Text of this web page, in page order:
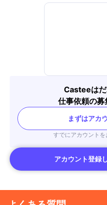
Casteeは
仕事依頼の募
まずはアカ
すでにアカウント
アカウント登録